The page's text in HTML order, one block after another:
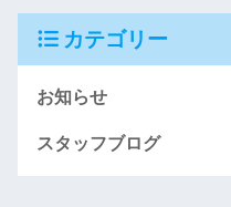
カテゴリー
お知らせ
スタッフブログ